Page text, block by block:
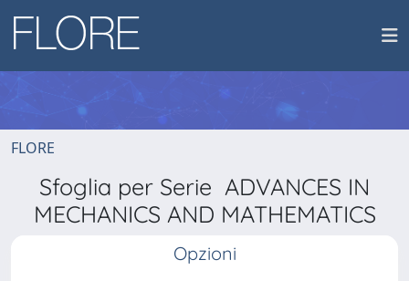
FLORE
Sfoglia per Serie ADVANCES IN
MECHANICS AND MATHEMATICS
Opzioni